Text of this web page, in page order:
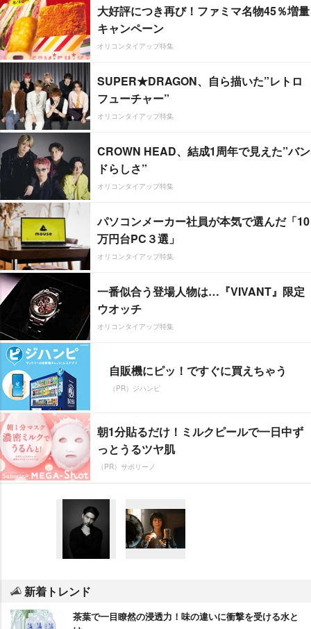
大好評につき再び！ファミマ名物45％増量
キャンペーン
オリコンタイアップ特集
SUPER★DRAGON、自ら描いた”レトロ
フューチャー”
オリコンタイアップ特集
CROWN HEAD、結成1周年で見えた”バン
ドらしさ”
オリコンタイアップ特集
パソコンメーカー社員が本気で選んだ「10
万円台PC３選」
オリコンタイアップ特集
一番似合う登場人物は…『VIVANT』限定
ウオッチ
オリコンタイアップ特集
自販機にピッ！ですぐに買えちゃう
（PR）ジハンピ
朝1分貼るだけ！ミルクピールで一日中ず
っとうるツヤ肌
（PR）サボリーノ
新着トレンド
茶葉で一目瞭然の浸透力！味の違いに衝撃を受ける水と